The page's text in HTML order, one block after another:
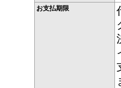
お支払期限